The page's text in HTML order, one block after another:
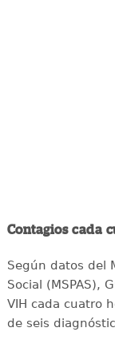
Contagios cada
Según datos del
Social (MSPAS),
VIH cada cuatro
de seis